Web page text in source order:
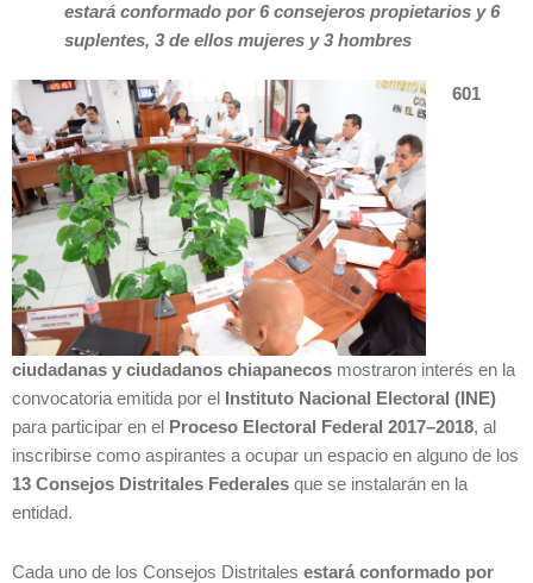
estará conformado por 6consejeros propietarios y 6
suplentes, 3 de ellos mujeres y 3 hombres
601
ciudadanas y ciudadanos chiapanecos mostraron interés en la
convocatoria emitida por el
Instituto Nacional Electoral (INE)
para participar en el
Proceso Electoral Federal 2017–2018, al
inscribirse como aspirantes a ocupar un espacio en alguno de los
13 Consejos Distritales Federales que se instalarán en la
entidad.
Cada uno de los Consejos Distritales estará conformado por